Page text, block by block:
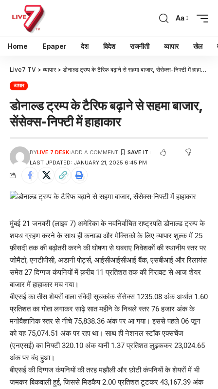
Aa
Home Epaper देश विदेश राजनीती व्यापार खेल
Live7 TV > व्यापार> डोनाल्ड ट्रम्प के टैरिफ बढ़ाने से सहमा बाजार, सेंसेक्स-निफ्टी में हाहाकार
व्यापार
डोनाल्ड ट्रम्प के टैरिफ बढ़ाने से सहमा बाजार,
सेंसेक्स-निफ्टी में हाहाकार
LAST UPDATED: JANUARY 21, 2025 6:45 PM
BYLIVE 7 DESK ADD A COMMENT
मुंबई 21 जनवरी (लाइव 7) अमेरिका के नवनिर्वाचित राष्ट्रपति डोनाल्ड ट्रम्प के
शपथ ग्रहण करने के साथ ही कनाडा और मेक्सिको के लिए व्यापार शुल्क में 25
फ़ीसदी तक की बढ़ोतरी करने की घोषणा से घबराए निवेशकों की स्थानीय स्तर पर
जोमैटो, एनटीपीसी, अडानी पोर्ट्स, आईसीआईसीआई बैंक, एसबीआई और रिलायंस
समेत 27 दिग्गज कंपनियों में क़रीब 11 प्रतिशत तक की गिरावट से आज शेयर
बाजार में हाहाकार मच गया।
बीएसई का तीस शेयरों वाला संवेदी सूचकांक सेंसेक्स 1235.08 अंक अर्थात 1.60
प्रतिशत का गोता लगाकर साढ़े सात महीने के निचले स्तर 76 हजार अंक के
मनोवैज्ञानिक स्तर से नीचे 75,838.36 अंक पर आ गया। इससे पहले 06 जून
को यह 75,074.51 अंक पर रहा था। साथ ही नेशनल स्टॉक एक्सचेंज
(एनएसई) का निफ्टी 320.10 अंक यानी 1.37 प्रतिशत लुढ़ककर 23,024.65
अंक पर बंद हुआ।
बीएसई की दिग्गज कंपनियों की तरह मझौली और छोटी कंपनियों के शेयरों में भी
जमकर बिकवाली हुई, जिससे मिडकैप 2.00 प्रतिशत टूटकर 43,167.39 अंक